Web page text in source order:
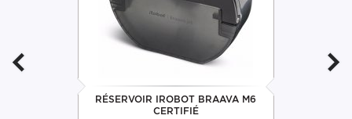
RÉSERVOIR IROBOT BRAAVA M6
CERTIFIÉ